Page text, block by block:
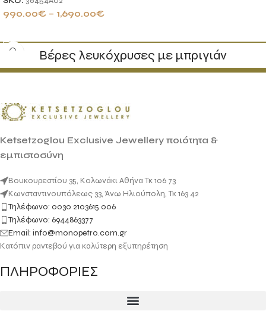
990.00€ – 1,690.00€
Βέρες λευκόχρυσες με μπριγιάν
Ketsetzoglou Exclusive Jewellery ποιότητα &
εμπιστοσύνη
Βουκουρεστίου 35, Κολωνάκι Αθήνα Τκ 106 73
Κωνσταντινουπόλεως 33, Άνω Ηλιούπολη, Τκ 163 42
Τηλέφωνο: 0030 2103615 006
Τηλέφωνο: 6944863377
Email: info@monopetro.com.gr
Κατόπιν ραντεβού για καλύτερη εξυπηρέτηση
ΠΛΗΡΟΦΟΡΙΕΣ